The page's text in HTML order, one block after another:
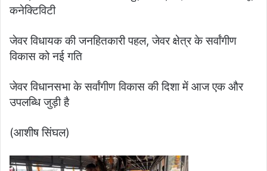
कनेक्टिविटी
जेवर विधायक की जनहितकारी पहल, जेवर क्षेत्र के सर्वांगीण
विकास को नई गति
जेवर विधानसभा के सर्वांगीण विकास की दिशा में आज एक और
उपलब्धि जुड़ी है
(आशीष सिंघल)